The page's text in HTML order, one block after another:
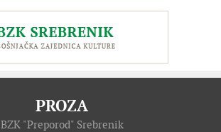
PROZA
BZK "Preporod" Srebrenik